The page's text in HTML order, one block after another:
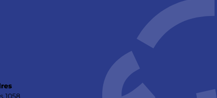
1058